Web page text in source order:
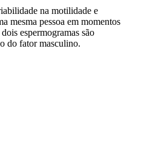
na motilidade e
mesma pessoa em momentos
espermogramas são
do fator masculino.